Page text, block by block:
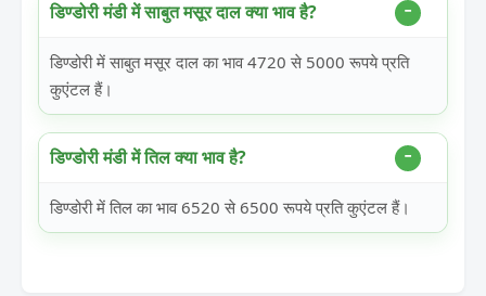
डिण्डोरी मंडी में साबुत मसूर दाल क्या भाव है?
डिण्डोरी में साबुत मसूर दाल का भाव 4720 से 5000 रूपये प्रति
कुएंटल हैं।
डिण्डोरी मंडी में तिल क्या भाव है?
डिण्डोरी में तिल का भाव 6520 से 6500 रूपये प्रति कुएंटल हैं।